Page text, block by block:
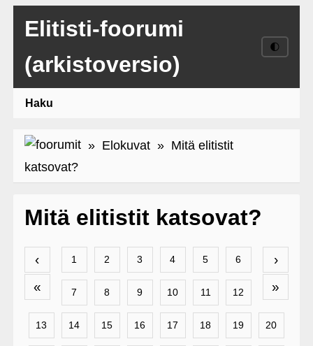
Elitisti-foorumi
(arkistoversio)
🌓
Haku
» Elokuvat» Mitä elitistit
katsovat?
Mitä elitistit katsovat?
‹
«
›
»
1 2 3 4 5 6
7 8 9 10 11 12
13 14 15 16 17 18 19 20